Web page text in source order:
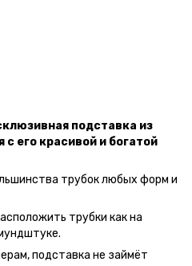
подставка из
его красивой и богатой
трубок любых форм и
трубки как на
подставка не займёт